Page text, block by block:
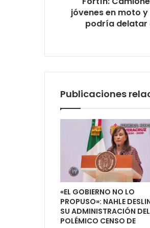
placajóvenes en moto
podría delatar
Publicaciones
«EL GOBIERNO NO LO
PROPUSO»: NAHLE
SU ADMINISTRACIÓN DEL
POLÉMICO CENSO DE